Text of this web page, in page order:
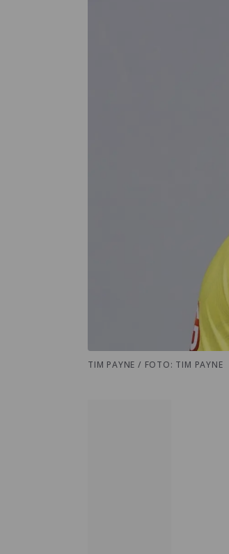
TIM PAYNE / FOTO: TIM PAYNE